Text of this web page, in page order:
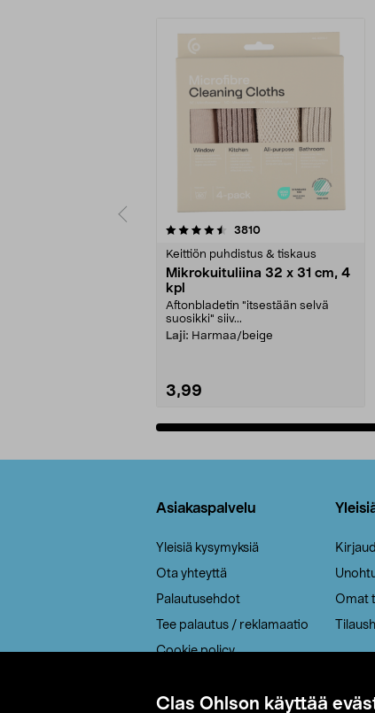
Clas Ohlson käyttää
3810arvostelut
Keittiön puhdistus & tiskaus
Mikrokuituliina 32 x 31 cm, 4
kpl
Aftonbladetin "itsestään selvä
suosikki" siiv...
Laji: Harmaa/beige
3,99
4.5viidestä
Asiakaspalvelu
Yleisiä kysymyksiä
Ota yhteyttä
Palautusehdot
Tee palautus / reklamaatio
Cookie policy
Saavutettavuus
Omat